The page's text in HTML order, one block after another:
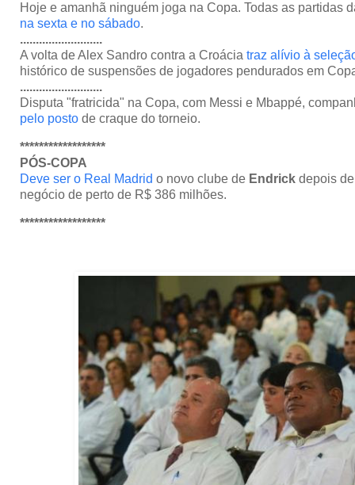
Hoje e amanhã ninguém joga na Copa. Todas as partidas
na sexta e no sábado.
..........................
A volta de Alex Sandro contra a Croácia traz alívio à
histórico de suspensões de jogadores pendurados em
..........................
Disputa "fratricida" na Copa, com Messi e Mbappé,
pelo posto de craque do torneio.
******************
PÓS-COPA
Deve ser o Real Madrid o novo clube de Endrick depois
negócio de perto de R$ 386 milhões.
******************